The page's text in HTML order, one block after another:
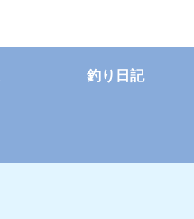
釣り日記